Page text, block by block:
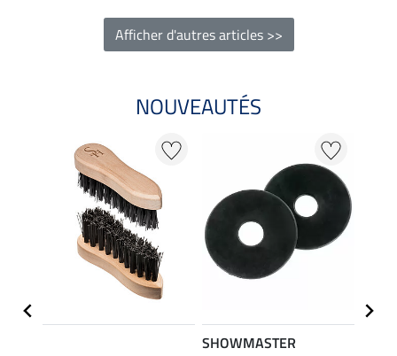
Afficher d'autres articles >>
NOUVEAUTÉS
SHOWMASTER